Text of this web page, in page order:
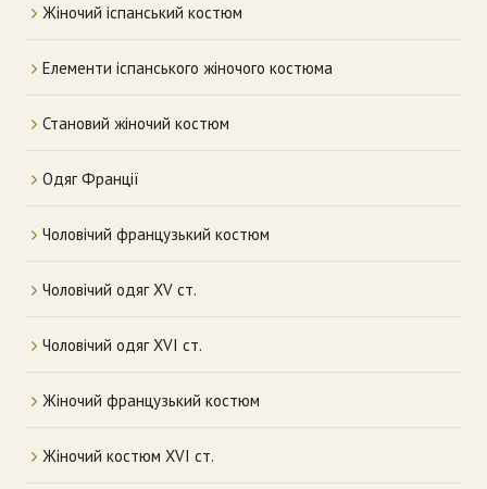
Жіночий іспанський костюм
Елементи іспанського жіночого костюма
Становий жіночий костюм
Одяг Франції
Чоловічий французький костюм
Чоловічий одяг XV ст.
Чоловічий одяг XVI ст.
Жіночий французький костюм
Жіночий костюм XVI ст.